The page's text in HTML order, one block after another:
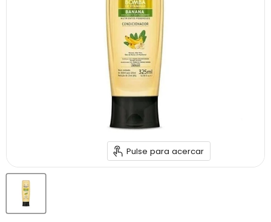
Pulse para acercar